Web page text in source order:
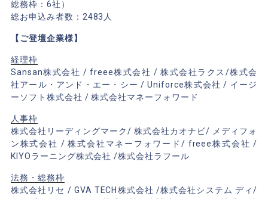
総務枠：6社）
総お申込み者数：2483人
【ご登壇企業様】
経理枠
Sansan株式会社 / freee株式会社 / 株式会社ラクス/株式会
社アール・アンド・エー・シー / Uniforce株式会社 / イージ
ーソフト株式会社 / 株式会社マネーフォワード
人事枠
株式会社リーディングマーク/ 株式会社カオナビ/ メディフォ
ン株式会社 / 株式会社マネーフォワード/ freee株式会社 /
KIYOラーニング株式会社 /株式会社ラフール
法務・総務枠
株式会社リセ / GVA TECH株式会社 /株式会社システム ディ/